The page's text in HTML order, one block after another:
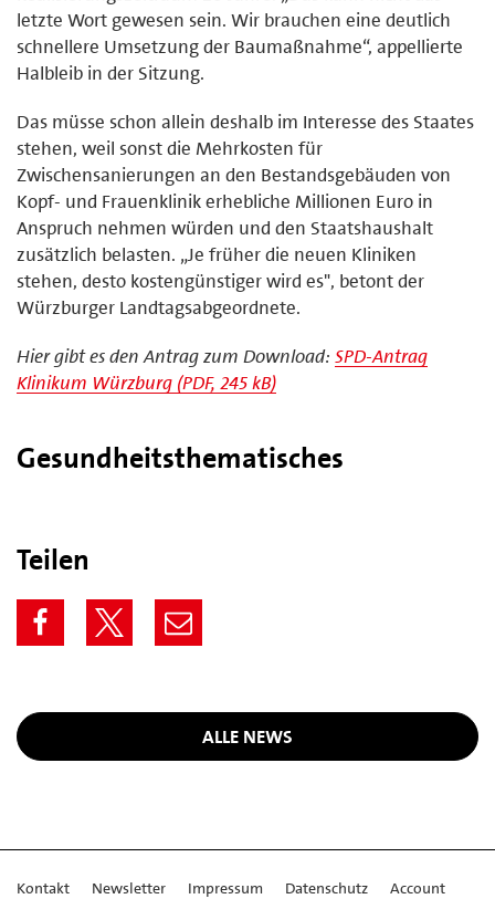
letzte Wort gewesen sein. Wir brauchen eine deutlich
schnellere Umsetzung der Baumaßnahme“, appellierte
Halbleib in der Sitzung.
Das müsse schon allein deshalb im Interesse des Staates
stehen, weil sonst die Mehrkosten für
Zwischensanierungen an den Bestandsgebäuden von
Kopf- und Frauenklinik erhebliche Millionen Euro in
Anspruch nehmen würden und den Staatshaushalt
zusätzlich belasten. „Je früher die neuen Kliniken
stehen, desto kostengünstiger wird es", betont der
Würzburger Landtagsabgeordnete.
Hier gibt es den Antrag zum Download: SPD-Antrag
Klinikum Würzburg (PDF, 245 kB)
Gesundheitsthematisches
Teilen
ALLE NEWS
Kontakt Newsletter Impressum Datenschutz Account